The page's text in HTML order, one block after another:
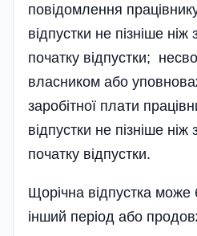
повідомлення
відпустки не пізніше
початку відпустки;
власником або
заробітної плати
відпустки не пізніше ніж
початку відпустки.
Щорічна відпустка
інший період або